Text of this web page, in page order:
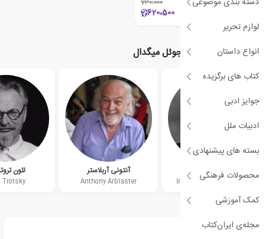
لوازم تحریر
انواع داستان
کتاب های برگزیده
جوایز ادبی
ادبیات ملل
بسته های پیشنهادی
محصولات فرهنگی
کمک آموزشی
مجله‌ی ایران‌کتاب
٪15 730،000
620،500
نویسندگان مرتبط با جوئل میگدال
ایمانوئل والرشتاین
Immanuel Wallerstein
آنتونی آربلاستر
Anthony Arblaster
لئون
Trotsky